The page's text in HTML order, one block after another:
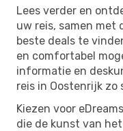
Lees verder en
uw reis, samen met
beste deals te
en comfortabel
informatie en
reis in Oostenrijk zo
Kiezen voor
die de kunst van